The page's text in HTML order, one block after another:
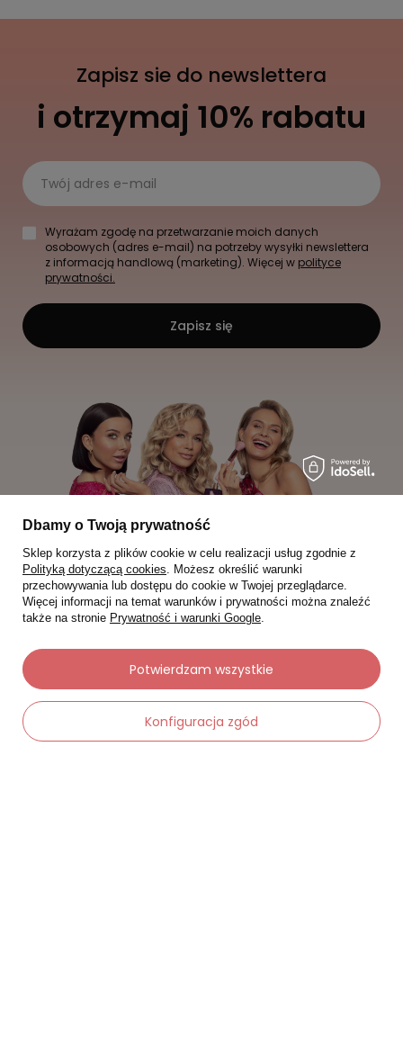
Zapisz sie do newslettera
i otrzymaj 10% rabatu
Twój adres e-mail
Wyrażam zgodę na przetwarzanie moich danych
osobowych (adres e-mail) na potrzeby wysyłki newslettera
z informacją handlową (marketing). Więcej w polityce
prywatności.
Zapisz się
Moje zamówienia
Status zamówienia
Śledzenie przesyłki
Dbamy o Twoją prywatność
Sklep korzysta z plików cookie w celu realizacji usług zgodnie z
Polityką dotyczącą cookies. Możesz określić warunki
przechowywania lub dostępu do cookie w Twojej przeglądarce.
Więcej informacji na temat warunków i prywatności można znaleźć
także na stronie Prywatność i warunki Google.
Konfiguracja zgód
Potwierdzam wszystkie